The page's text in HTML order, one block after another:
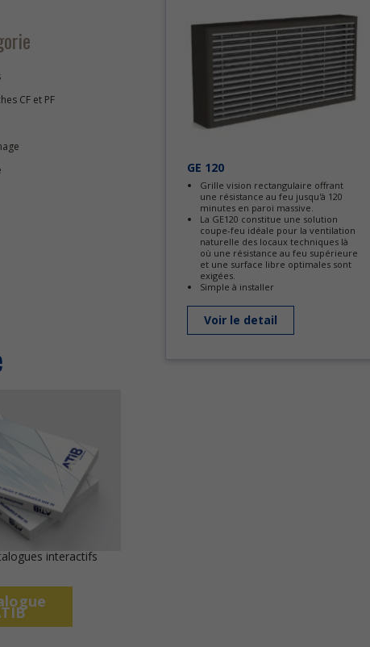
CF et PF
interactifs
GE 120
Grille vision rectangulaire offrant
une résistance au feu jusqu'à 120
minutes en paroi massive.
La GE120 constitue une solution
coupe-feu idéale pour la ventilation
naturelle des locaux techniques là
où une résistance au feu supérieure
et une surface libre optimales sont
exigées.
Simple à installer
Voir le detail